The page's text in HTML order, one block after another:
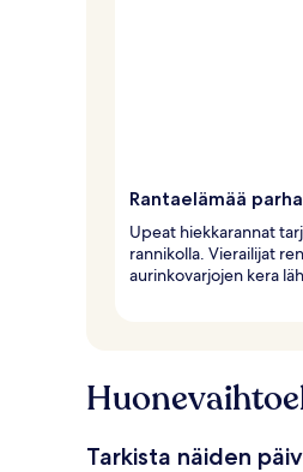
Rantaelämää
Upeat hiekkarannat
rannikolla. Vierailijat
aurinkovarjojen kera
Tarkista näiden